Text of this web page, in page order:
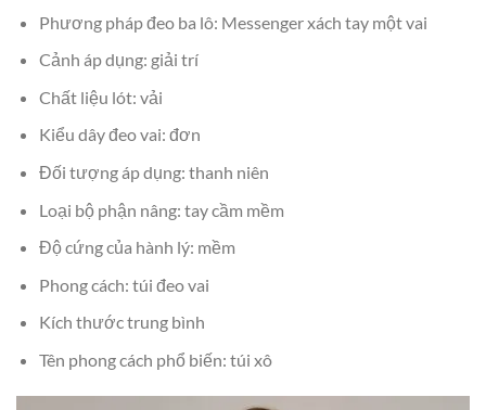
Phương pháp đeo ba lô: Messenger xách tay một vai
Cảnh áp dụng: giải trí
Chất liệu lót: vải
Kiểu dây đeo vai: đơn
Đối tượng áp dụng: thanh niên
Loại bộ phận nâng: tay cầm mềm
Độ cứng của hành lý: mềm
Phong cách: túi đeo vai
Kích thước trung bình
Tên phong cách phổ biến: túi xô